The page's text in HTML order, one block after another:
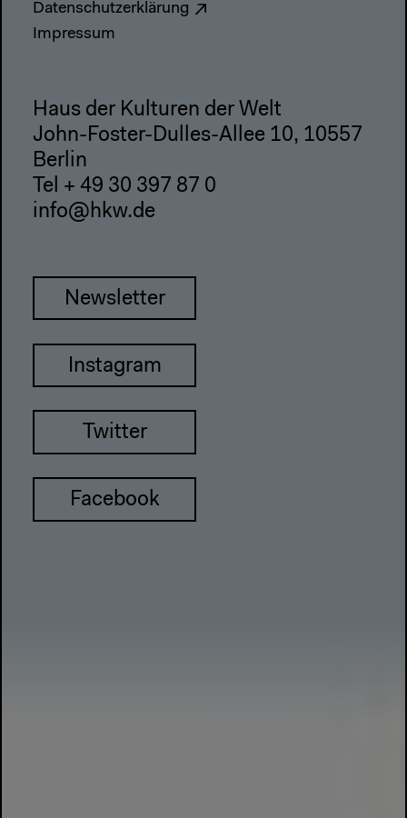
Datenschutzerklärung
Impressum
Haus der Kulturen der Welt
John-Foster-Dulles-Allee 10, 10557
Berlin
Tel + 49 30 397 87 0
info@hkw.de
Newsletter
Instagram
Twitter
Facebook